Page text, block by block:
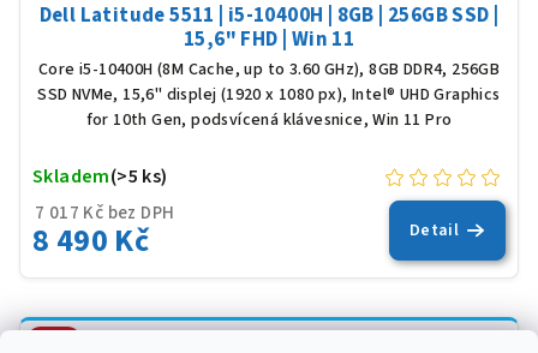
Dell Latitude 5511 | i5-10400H | 8GB | 256GB SSD |
15,6" FHD | Win 11
Core i5-10400H (8M Cache, up to 3.60 GHz), 8GB DDR4, 256GB
SSD NVMe, 15,6" displej (1920 x 1080 px), Intel® UHD Graphics
for 10th Gen, podsvícená klávesnice, Win 11 Pro
7 017 Kč bez DPH
8 490 Kč
Skladem(>5 ks)
Detail